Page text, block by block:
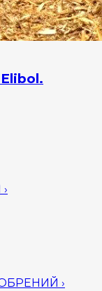
›
›